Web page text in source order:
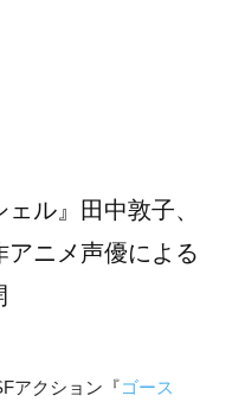
ル』田中敦子、
ニメ声優による
アクション『ゴース